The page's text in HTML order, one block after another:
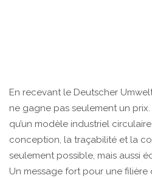
En recevant le Deutscher
ne gagne pas seulement un
qu’un modèle industriel
conception, la traçabilité et la
seulement possible, mais aussi
Un message fort pour une